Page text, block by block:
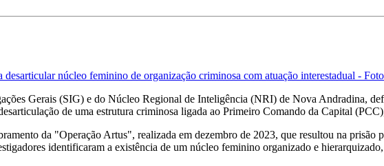
núcleo feminino de organização criminosa com atuação interestadual -
Gerais (SIG) e do Núcleo Regional de Inteligência (NRI) de Nova Andradina,
de uma estrutura criminosa ligada ao Primeiro Comando da Capital
da "Operação Artus", realizada em dezembro de 2023, que resultou na prisão
identificaram a existência de um núcleo feminino organizado e